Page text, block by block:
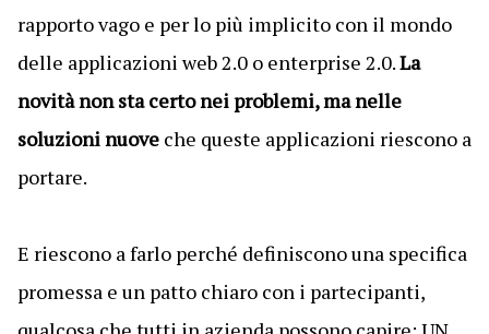
rapporto vago e per lo più implicito con il mondo
delle applicazioni web 2.0 o enterprise 2.0.La
novità non sta certo nei problemi, ma nelle
soluzioni nuoveche queste applicazioni riescono a
portare.
E riescono a farlo perché definiscono una specifica
promessa e un patto chiaro con i partecipanti,